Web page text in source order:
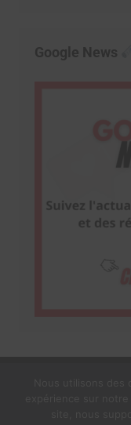
Google News